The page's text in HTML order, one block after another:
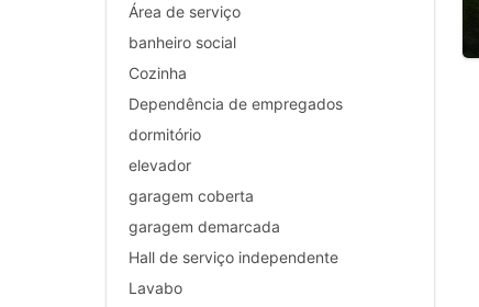
Área de serviço
banheiro social
Cozinha
Dependência de empregados
dormitório
elevador
garagem coberta
garagem demarcada
Hall de serviço independente
Lavabo